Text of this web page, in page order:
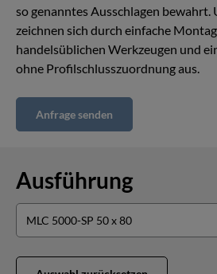
so genanntes Ausschlagen bewahrt.
zeichnen sich durch einfache
handelsüblichen Werkzeugen und
ohne Profilschlusszuordnung aus.
Anfrage senden
Ausführung